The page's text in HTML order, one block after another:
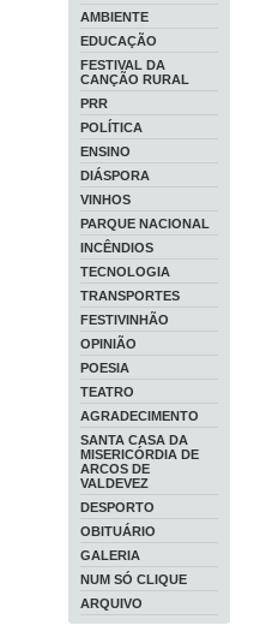
AMBIENTE
EDUCAÇÃO
FESTIVAL DA
CANÇÃO RURAL
PRR
POLÍTICA
ENSINO
DIÁSPORA
VINHOS
PARQUE NACIONAL
INCÊNDIOS
TECNOLOGIA
TRANSPORTES
FESTIVINHÃO
OPINIÃO
POESIA
TEATRO
AGRADECIMENTO
SANTA CASA DA
MISERICÓRDIA DE
ARCOS DE
VALDEVEZ
DESPORTO
OBITUÁRIO
GALERIA
NUM SÓ CLIQUE
ARQUIVO